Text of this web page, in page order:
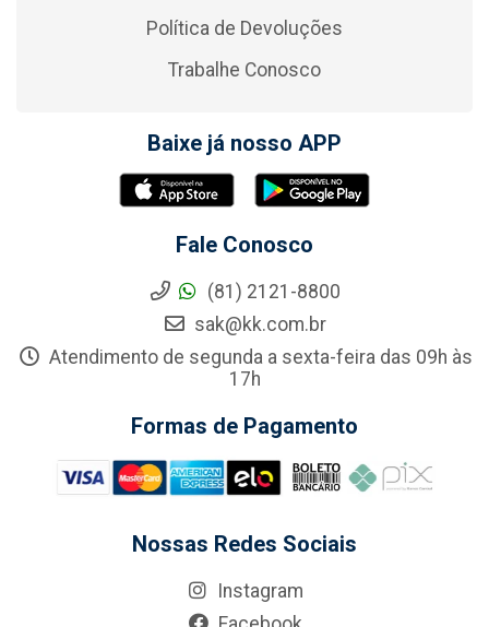
Política de Devoluções
Trabalhe Conosco
Baixe já nosso APP
Fale Conosco
(81) 2121-8800
sak@kk.com.br
Atendimento de segunda a sexta-feira das 09h às
17h
Formas de Pagamento
Nossas Redes Sociais
Instagram